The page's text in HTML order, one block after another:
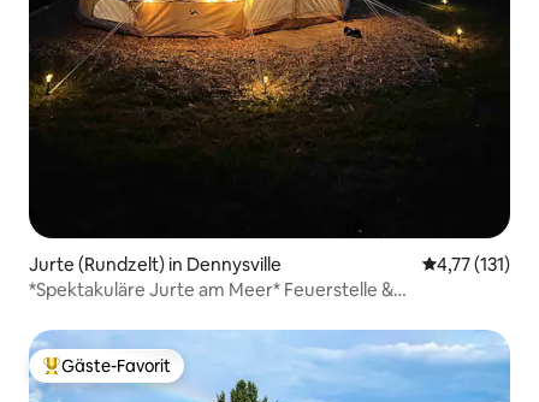
Jurte (Rundzelt) in Dennysville
4,77 (131)
*Spektakuläre Jurte am Meer* Feuerstelle &
Beliebter Gäste-Favorit.
Gäste-Favorit